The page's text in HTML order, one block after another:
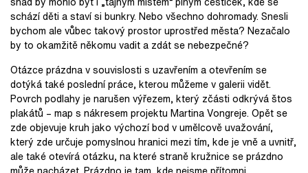
schází děti a staví si bunkry. Nebo všechno dohromady. Snesli
bychom ale vůbec takový prostor uprostřed města? Nezačalo
by to okamžitě někomu vadit a zdát se nebezpečné?
Otázce prázdna v souvislosti s uzavřením a otevřením se
dotýká také poslední práce, kterou můžeme v galerii vidět.
Povrch podlahy je narušen výřezem, který zčásti odkrývá štos
plakátů – map s nákresem projektu Martina Vongreje. Opět se
zde objevuje kruh jako výchozí bod v umělcově uvažování,
který zde určuje pomyslnou hranici mezi tím, kde je vně a uvnitř,
ale také otevírá otázku, na které straně kružnice se prázdno